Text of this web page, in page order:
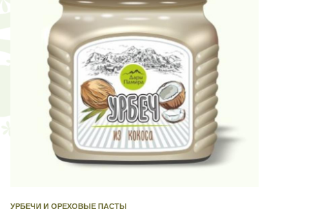
УРБЕЧИ И ОРЕХОВЫЕ ПАСТЫ